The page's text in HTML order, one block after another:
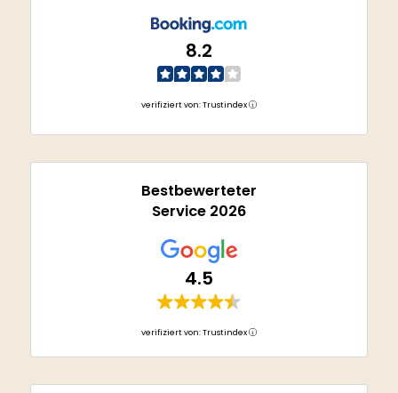
8.2
verifiziert von: Trustindex
Bestbewerteter
Service 2026
4.5
verifiziert von: Trustindex